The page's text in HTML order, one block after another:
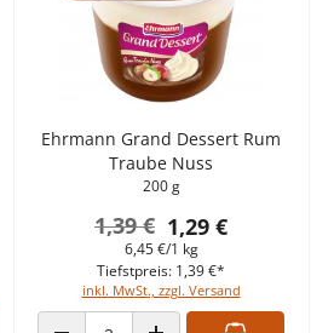
Ehrmann Grand Dessert Rum
Traube Nuss
200 g
1,29 €
1,39 €
6,45 €/1 kg
inkl. MwSt., zzgl. Versand
Tiefstpreis: 1,39 €*